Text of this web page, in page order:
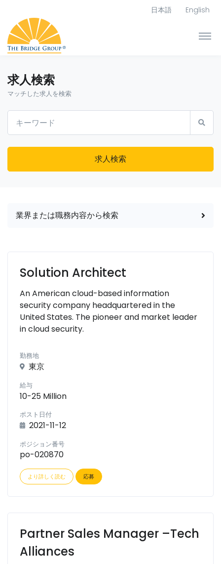
日本語 English
求人検索
マッチした求人を検索
求人検索
業界または職務内容から検索
Solution Architect
An American cloud-based information
security company headquartered in the
United States. The pioneer and market leader
in cloud security.
勤務地
東京
給与
10-25 Million
ポスト日付
2021-11-12
ポジション番号
po-020870
より詳しく読む 応募
Partner Sales Manager –Tech
Alliances